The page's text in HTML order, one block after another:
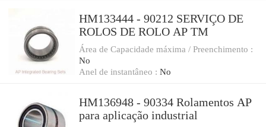
HM133444 - 90212 SERVIÇO DE
ROLOS DE ROLO AP TM
Área de Capacidade máxima / Preenchimento :
No
Anel de instantâneo : No
HM136948 - 90334 Rolamentos AP
para aplicação industrial